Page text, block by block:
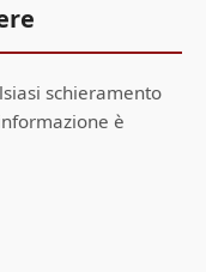
schieramento
è